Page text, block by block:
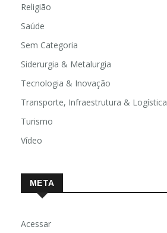
Religião
Saúde
Sem Categoria
Siderurgia & Metalurgia
Tecnologia & Inovação
Transporte, Infraestrutura & Logística
Turismo
Vídeo
META
Acessar